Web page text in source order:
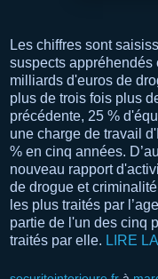
Les chiffres sont
suspects
milliards d'euros de
plus de trois fois plus
précédente, 25 %
une charge de travail
% en cinq années.
nouveau rapport
de drogue et
les plus traités par
partie de l'un des cinq
traités par elle. LIRE